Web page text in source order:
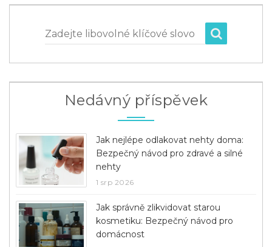
Zadejte libovolné klíčové slovo
Nedávný příspěvek
Jak nejlépe odlakovat nehty doma:
Bezpečný návod pro zdravé a silné
nehty
1 srp 2026
Jak správně zlikvidovat starou
kosmetiku: Bezpečný návod pro
domácnost